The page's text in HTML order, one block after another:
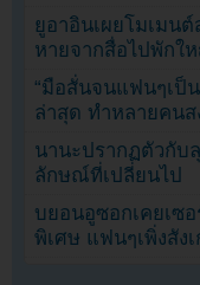
ยูอาอินเผยโมเมน
หายจากสื่อไปพักใ
“มือสั่นจนแฟนๆเป็
ล่าสุด ทำหลายคนส
นานะปรากฏตัวกับ
ลักษณ์ที่เปลี่ยนไป
บยอนอูซอกเคยเซ
พิเศษ แฟนๆเพิ่งสัง